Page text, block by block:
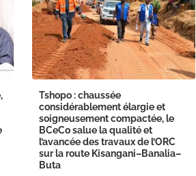
Tshopo : chaussée
considérablement élargie et
soigneusement compactée, le
BCeCo salue la qualité et
l’avancée des travaux de l’ORC
sur la route Kisangani–Banalia–
Buta